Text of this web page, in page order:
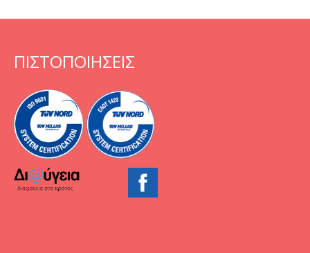
ΠΙΣΤΟΠΟΙΗΣΕΙΣ